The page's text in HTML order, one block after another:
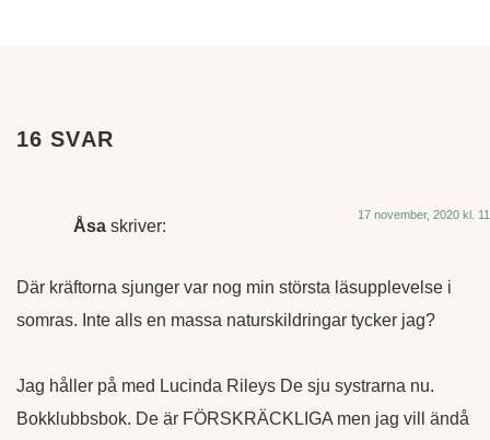
16 SVAR
Åsa skriver:
17 november, 2020 kl.
Där kräftorna sjunger var nog min största läsupplevelse i
somras. Inte alls en massa naturskildringar tycker jag?
Jag håller på med Lucinda Rileys De sju systrarna nu.
Bokklubbsbok. De är FÖRSKRÄCKLIGA men jag vill ändå